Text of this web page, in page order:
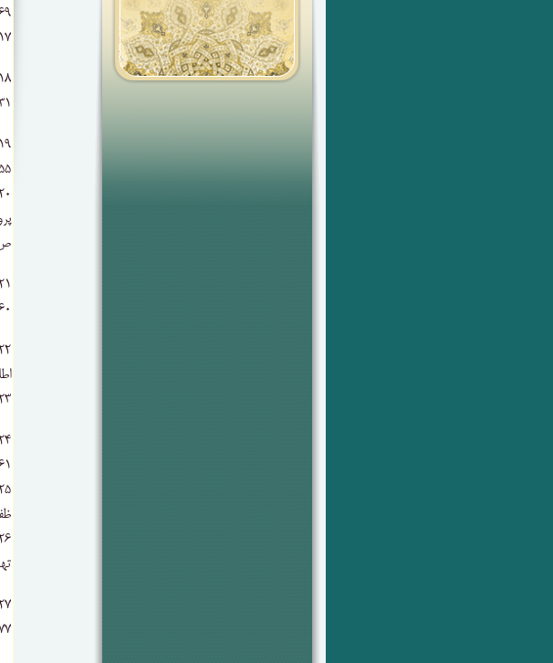
۱۷) «تجدید عهد با ریاضیات‌»
ص
۲۳) همان‌، جام جم‌، سال‌ ۵، ش ۱۳۶۰-
۱۳۶۱، ص۲۷۷‌ـ۲۹۹؛
۱۱۶۷۷